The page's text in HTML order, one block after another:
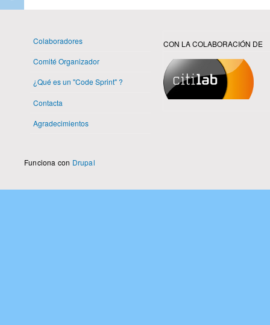
Colaboradores
Comité Organizador
¿Qué es un "Code Sprint" ?
Contacta
Agradecimientos
CON LA COLABORACIÓN DE
Funciona con Drupal